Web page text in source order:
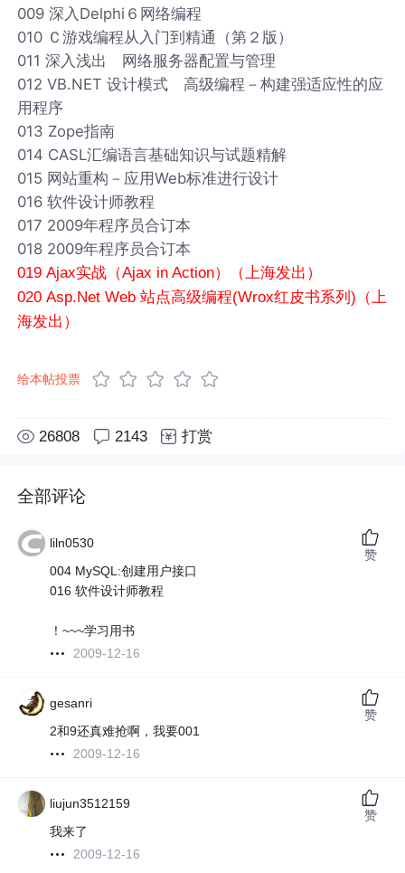
009 深入Delphi６网络编程
010 Ｃ游戏编程从入门到精通（第２版）
011 深入浅出 网络服务器配置与管理
012 VB.NET 设计模式 高级编程－构建强适应性的应
用程序
013 Zope指南
014 CASL汇编语言基础知识与试题精解
015 网站重构－应用Web标准进行设计
016 软件设计师教程
017 2009年程序员合订本
018 2009年程序员合订本
019 Ajax实战（Ajax in Action）（上海发出）
020 Asp.Net Web 站点高级编程(Wrox红皮书系列)（上
海发出）
给本帖投票
26808 2143 打赏
全部评论
liln0530
004 MySQL:创建用户接口
016 软件设计师教程
！~~~学习用书
2009-12-16
赞
gesanri
2和9还真难抢啊，我要001
2009-12-16
赞
liujun3512159
我来了
2009-12-16
赞